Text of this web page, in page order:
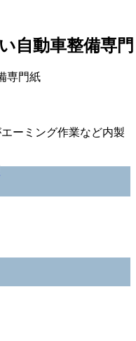
自動車整備専門
専門紙
ーミング作業など内製